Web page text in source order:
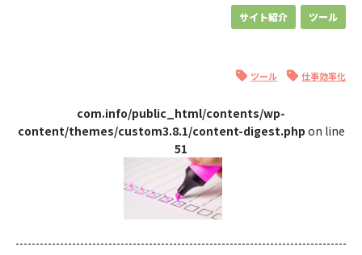
サイト紹介 ツール
ツール 仕事効率化
com.info/public_html/contents/wp-
content/themes/custom3.8.1/content-digest.php on line
51